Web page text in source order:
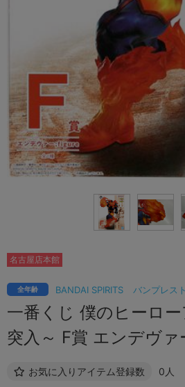
BANDAI SPIRITS バンプレスト
全年齢
一番くじ 僕のヒーロ
突入～ F賞 エンデヴ
お気に入りアイテム登録数 0人
名古屋店本館